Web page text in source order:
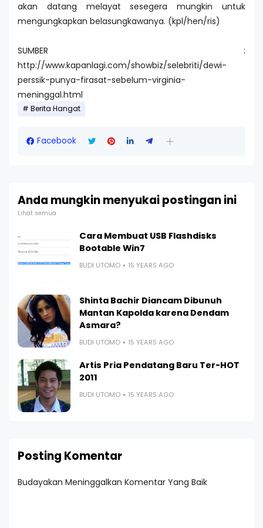
akan datang melayat sesegera mungkin untuk
mengungkapkan belasungkawanya. (kpl/hen/ris)
SUMBER :
http://www.kapanlagi.com/showbiz/selebriti/dewi-
perssik-punya-firasat-sebelum-virginia-
meninggal.html
Berita Hangat
Facebook
Anda mungkin menyukai postingan ini
Lihat semua
Cara Membuat USB Flashdisks
Bootable Win7
BUDI UTOMO 15 YEARS AGO
Shinta Bachir Diancam Dibunuh
Mantan Kapolda karena Dendam
Asmara?
BUDI UTOMO 15 YEARS AGO
Artis Pria Pendatang Baru Ter-HOT
2011
BUDI UTOMO 15 YEARS AGO
Posting Komentar
Budayakan Meninggalkan Komentar Yang Baik